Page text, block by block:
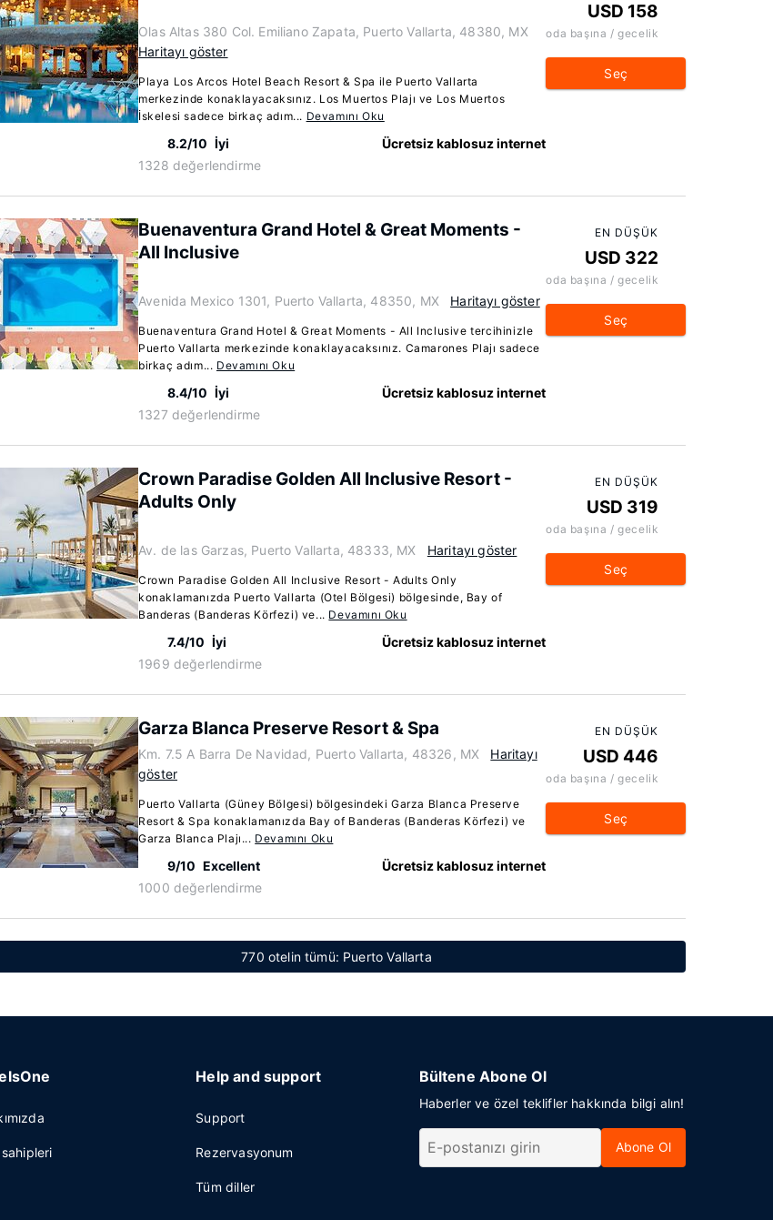
Olas Altas 380 Col. Emiliano Zapata, Puerto Vallarta, 48380, MX
Haritayı göster
Playa Los Arcos Hotel Beach Resort & Spa ile Puerto Vallarta
merkezinde konaklayacaksınız. Los Muertos Plajı ve Los Muertos
İskelesi sadece birkaç adım... Devamını Oku
8.2/10 İyi
1328 değerlendirme
Ücretsiz kablosuz internet
USD 158
oda başına / gecelik
Seç
Buenaventura Grand Hotel & Great Moments -
All Inclusive
Avenida Mexico 1301, Puerto Vallarta, 48350, MX Haritayı göster
Buenaventura Grand Hotel & Great Moments - All Inclusive tercihinizle
Puerto Vallarta merkezinde konaklayacaksınız. Camarones Plajı sadece
birkaç adım... Devamını Oku
8.4/10 İyi
1327 değerlendirme
Ücretsiz kablosuz internet
EN DÜŞÜK
USD 322
oda başına / gecelik
Seç
Crown Paradise Golden All Inclusive Resort -
Adults Only
Av. de las Garzas, Puerto Vallarta, 48333, MX Haritayı göster
Crown Paradise Golden All Inclusive Resort - Adults Only
konaklamanızda Puerto Vallarta (Otel Bölgesi) bölgesinde, Bay of
Banderas (Banderas Körfezi) ve... Devamını Oku
7.4/10 İyi
1969 değerlendirme
Ücretsiz kablosuz internet
EN DÜŞÜK
USD 319
oda başına / gecelik
Seç
Garza Blanca Preserve Resort & Spa
Km. 7.5 A Barra De Navidad, Puerto Vallarta, 48326, MX
Haritayı
göster
Puerto Vallarta (Güney Bölgesi) bölgesindeki Garza Blanca Preserve
Resort & Spa konaklamanızda Bay of Banderas (Banderas Körfezi) ve
Garza Blanca Plajı... Devamını Oku
9/10 Excellent
1000 değerlendirme
Ücretsiz kablosuz internet
EN DÜŞÜK
USD 446
oda başına / gecelik
Seç
770 otelin tümü: Puerto Vallarta
Help and support
Support
Rezervasyonum
Tüm diller
Bültene Abone Ol
Haberler ve özel teklifler hakkında bilgi alın!
Abone Ol